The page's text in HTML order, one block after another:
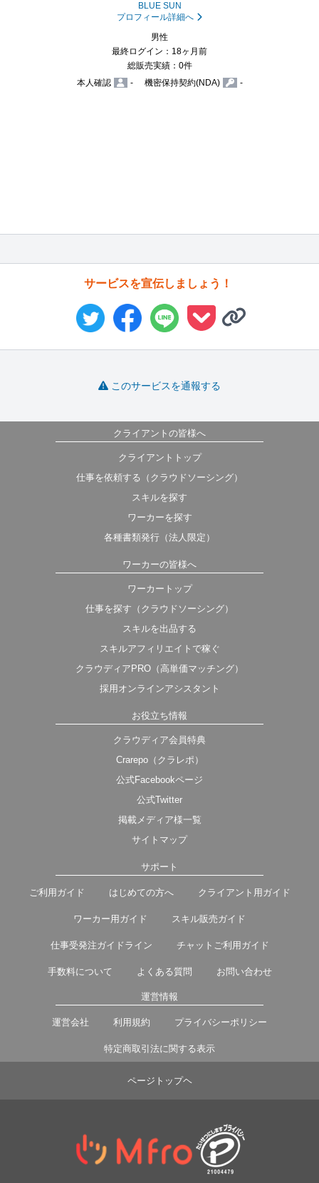
BLUE SUN
プロフィール詳細へ
男性
最終ログイン：18ヶ月前
総販売実績：0件
本人確認
- 機密保持契約(NDA) -
サービスを宣伝しましょう！
このサービスを通報する
クライアントの皆様へ
クライアントトップ
仕事を依頼する（クラウドソーシング）
スキルを探す
ワーカーを探す
各種書類発行（法人限定）
ワーカーの皆様へ
ワーカートップ
仕事を探す（クラウドソーシング）
スキルを出品する
スキルアフィリエイトで稼ぐ
クラウディアPRO（高単価マッチング）
採用オンラインアシスタント
お役立ち情報
クラウディア会員特典
Crarepo（クラレポ）
公式Facebookページ
公式Twitter
掲載メディア様一覧
サイトマップ
サポート
ご利用ガイド はじめての方へ クライアント用ガイド
ワーカー用ガイド スキル販売ガイド
仕事受発注ガイドライン チャットご利用ガイド
手数料について よくある質問 お問い合わせ
運営情報
運営会社 利用規約 プライバシーポリシー
特定商取引法に関する表示
ページトップヘ